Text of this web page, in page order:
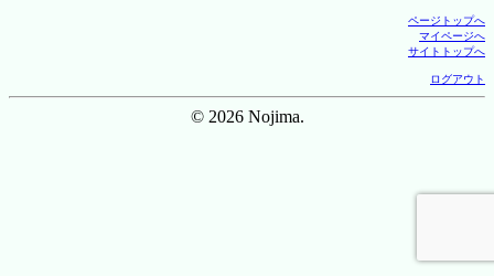
ページトップへ
マイページへ
サイトトップへ
ログアウト
© 2026 Nojima.